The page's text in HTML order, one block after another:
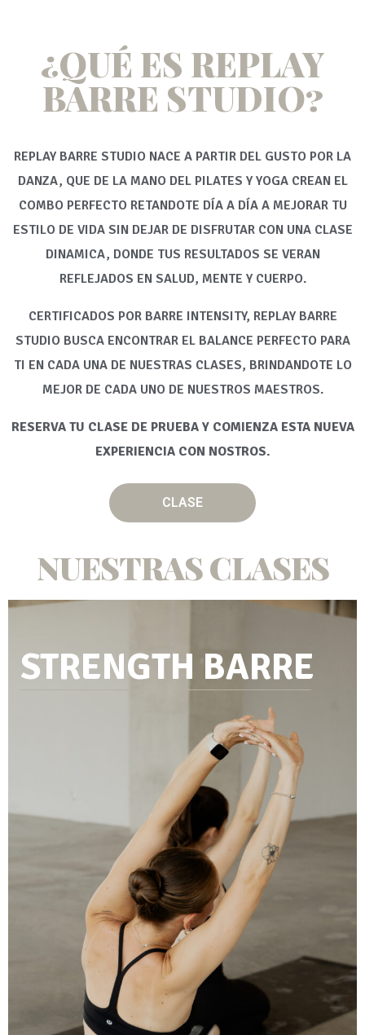
¿QUÉ ES REPLAY
BARRE STUDIO?
REPLAY BARRE STUDIO NACE A PARTIR DEL GUSTO POR LA
DANZA, QUE DE LA MANO DEL PILATES Y YOGA CREAN EL
COMBO PERFECTO RETANDOTE DÍA A DÍA A MEJORAR TU
ESTILO DE VIDA SIN DEJAR DE DISFRUTAR CON UNA CLASE
DINAMICA, DONDE TUS RESULTADOS SE VERAN
REFLEJADOS EN SALUD, MENTE Y CUERPO.
CERTIFICADOS POR BARRE INTENSITY, REPLAY BARRE
STUDIO BUSCA ENCONTRAR EL BALANCE PERFECTO PARA
TI EN CADA UNA DE NUESTRAS CLASES, BRINDANDOTE LO
MEJOR DE CADA UNO DE NUESTROS MAESTROS.
RESERVA TU CLASE DE PRUEBA Y COMIENZA ESTA NUEVA
EXPERIENCIA CON NOSTROS.
CLASE
CLASE
NUESTRAS CLASES
STRENGTH BARRE